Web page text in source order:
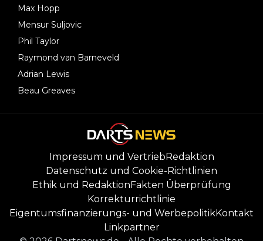
Max Hopp
Mensur Suljovic
Phil Taylor
Raymond van Barneveld
Adrian Lewis
Beau Greaves
Impressum und VertriebRedaktion
Datenschutz und Cookie-Richtlinien
Ethik und RedaktionFakten Überprüfung
Korrekturrichtlinie
Eigentumsfinanzierungs- und WerbepolitikKontakt
Linkpartner